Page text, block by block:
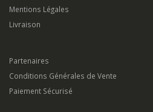
Mentions Légales
Livraison
Partenaires
Conditions Générales de Vente
Paiement Sécurisé